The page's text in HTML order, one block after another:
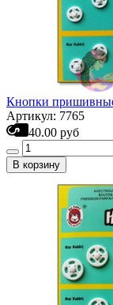
Кнопки
Артикул: 7765
40.00 руб
В корзину